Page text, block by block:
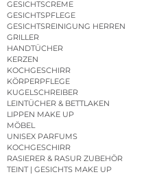
GESICHTSCREME
GESICHTSPFLEGE
GESICHTSREINIGUNG HERREN
GRILLER
HANDTÜCHER
KERZEN
KOCHGESCHIRR
KÖRPERPFLEGE
KUGELSCHREIBER
LEINTÜCHER & BETTLAKEN
LIPPEN MAKE UP
MÖBEL
UNISEX PARFUMS
KOCHGESCHIRR
RASIERER & RASUR ZUBEHÖR
TEINT | GESICHTS MAKE UP